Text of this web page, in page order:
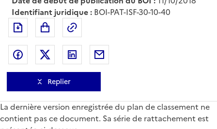
Identifiant juridique : BOI-PAT-ISF-30-10-40
Exporter le document au format pdf
Partager sur Facebook
Partager sur Twitter
Partager sur LinkedIn
Replier
La dernière version enregistrée du plan de classement ne
contient pas ce document. Sa série de rattachement est